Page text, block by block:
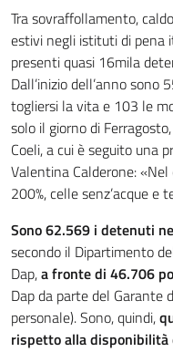
Tra sovraffollamento,
estivi negli istituti di pena
presenti quasi 16mila
Dall’inizio dell’anno
togliersi la vita e 103 le
solo il giorno di
Coeli, a cui è seguito una
Valentina Calderone:
200%, celle senz’acque e
Sono 62.569 i detenuti
secondo il Dipartimento
Dap,a fronte di 46.706
Dap da parte del Garante
personale). Sono, quindi,
rispetto alla